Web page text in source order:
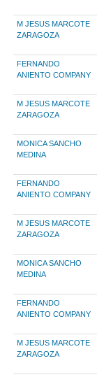
M JESUS MARCOTE
ZARAGOZA
FERNANDO
ANIENTO COMPANY
M JESUS MARCOTE
ZARAGOZA
MONICA SANCHO
MEDINA
FERNANDO
ANIENTO COMPANY
M JESUS MARCOTE
ZARAGOZA
MONICA SANCHO
MEDINA
FERNANDO
ANIENTO COMPANY
M JESUS MARCOTE
ZARAGOZA